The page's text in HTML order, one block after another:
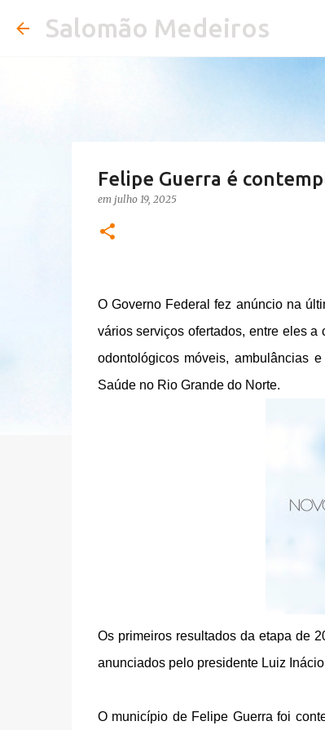
Salomão Medeiros
Felipe Guerra é
em julho 19, 2025
O Governo Federal fez anúncio na
vários serviços ofertados, entre eles
odontológicos móveis, ambulâncias
Saúde no Rio Grande do Norte.
Os primeiros resultados da etapa de
anunciados pelo presidente Luiz
O município de Felipe Guerra foi